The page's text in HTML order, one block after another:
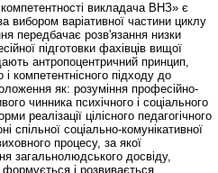
компетентності викладача ВНЗ» є
вибором варіативної частини циклу
передбачає розв'язання низки
підготовки фахівців вищої
антропоцентричний принцип,
і компетентнісного підходу до
як: розуміння професійно-
чинника психічного і соціального
реалізації цілісного педагогічного
спільної соціально-комунікативної
процесу, за якої
загальнолюдського досвіду,
і розвивається